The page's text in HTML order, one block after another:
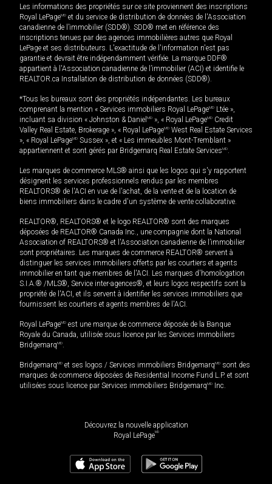
Les informations des propriétés sur ce site proviennent des inscriptions
Royal LePageMD et du service de distribution de données de l'Association
canadienne de l’immobilier (SDD®). SDD® met en référence des
inscriptions tenues par des agences immobilières autres que Royal
LePage et ses distributeurs. L'exactitude de l'information n'est pas
garantie et devrait être indépendamment vérifiée. La marque DDF®
appartient à l'Association canadienne de l’immobilier (ACI) et identifie le
REALTOR.ca Installation de distribution de données (SDD®).
*Tous les bureaux sont des propriétés indépendantes. Les bureaux
comprenant la mention « Services immobiliers Royal LePageMD Ltée »,
incluant sa division « Johnston & Daniel MD », « Royal LePageMD Credit
Valley Real Estate, Brokerage », « Royal LePageMD West Real Estate Services
», « Royal LePageMD Sussex », et « Les immeubles Mont-Tremblant »
appartiennent et sont gérés par Bridgemarq Real Estate ServicesMD
Les marques de commerce MLS® ainsi que les logos qui s'y rapportent
désignent les services professionnels rendus par les membres
REALTORS® de l'ACI en vue de l'achat, de la vente et de la location de
biens immobiliers dans le cadre d'un système de vente collaborative.
REALTOR®, REALTORS® et le logo REALTOR® sont des marques
déposées de REALTOR® Canada Inc., une compagnie dont la National
Association of REALTORS® et l'Association canadienne de l’immobilier
sont propriétaires. Les marques de commerce REALTOR® servent à
distinguer les services immobiliers offerts par les courtiers et agents
immobilier en tant que membres de l'ACI. Les marques d'homologation
S.I.A.® /MLS®, Service inter-agences®, et leurs logos respectifs sont la
propriété de l'ACI, et ils servent à identifier les services immobiliers que
fournissent les courtiers et agents membres de l'ACI.
Royal LePageMD est une marque de commerce déposée de la Banque
Royale du Canada, utilisée sous licence par les Services immobiliers
BridgemarqMD
BridgemarqMD et ses logos / Services immobiliers BridgemarqMD sont des
marques de commerce déposées de Residential Income Fund L.P. et sont
utilisées sous licence par Services immobiliers BridgemarqMD Inc.
Découvrez la nouvelle application
Royal LePageMD